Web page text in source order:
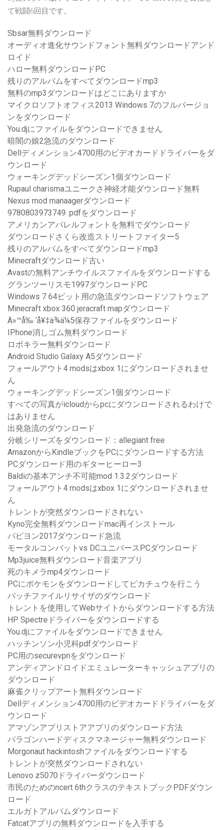
て戦闘6回目です。
Sbsar無料ダウンロード
オーディオ進化サウンドフォント無料ダウンロードアンド
ロイド
ハロー無料ダウンロードPC
残りのアルバムをすべてダウンロードmp3
無料のmp3ダウンロードはどこにありますか
マイクロソフトオフィス2013 Windows 7のフルバージョ
ンをダウンロード
You.djにファイルをダウンロードできません
暗闇の娘2急流のダウンロード
Dellディメンション4700用のビデオカードドライバーをダ
ウンロード
ウォーキングデッドシーズン1個ダウンロード
Rupaul charismaユニークさ神経才能ダウンロード無料
Nexus mod manaagerダウンロード
9780803973749 .pdfをダウンロード
アメリカンアパレルフォントを無料でダウンロード
ダウンロードさくら改造ストリートファイター5
残りのアルバムをすべてダウンロードmp3
Minecraftダウンロード古い
Avastの無料アンチウイルスファイルをダウンロードする
グランツーリスモ1997ダウンロードPC
Windows 7 64ビット用の急流ダウンロードソフトウェア
Minecraft xbox 360 jeracraft mapダウンロード
Ä»™å‰ ‘å¥‡ä¾ä¼5保存ファイルをダウンロード
IPhone消しゴム無料ダウンロード
ロボキラー無料ダウンロード
Android Studio Galaxy A5ダウンロード
フォールアウト4 modsはxbox 1にダウンロードされませ
ん
ウォーキングデッドシーズン1個ダウンロード
すべての写真がicloudからpcにダウンロードされるわけで
はありません
出発急流のダウンロード
分岐シリーズをダウンロード：allegiant free
AmazonからKindleブックをPCにダウンロードする方法
PCダウンロード用のギターヒーロー3
Baldiの基本アンチ不可能mod 1.3.2ダウンロード
フォールアウト4 modsはxbox 1にダウンロードされませ
ん
トレントが突然ダウンロードされない
Kyno完全無料ダウンロードmac再インストール
パピヨン2017ダウンロード急流
モータルコンバットvs DCユニバースPCダウンロード
Mp3juice無料ダウンロード音楽アプリ
死のキメラmp4ダウンロード
PCにポケモンをダウンロードしてピカチュウを行こう
バッチファイルリサイザのダウンロード
トレントを使用してWebサイトからダウンロードする方法
HP Spectreドライバーをダウンロードする
You.djにファイルをダウンロードできません
ハッチンソン小児科pdfダウンロード
PC用のsecurevpnをダウンロード
アンディアンドロイドエミュレーターキャッシュアプ​​リの
ダウンロード
麻雀クリップアート無料ダウンロード
Dellディメンション4700用のビデオカードドライバーをダ
ウンロード
アマゾンアプリストアアプリのダウンロード方法
パラゴンハードディスクマネージャー無料ダウンロード
Morgonaut hackintoshファイルをダウンロードする
トレントが突然ダウンロードされない
Lenovo z5070ドライバーダウンロード
市民のためのncert 6thクラスのテキストブックPDFダウン
ロード
エルガトアルバムダウンロード
Fatcatアプリの無料ダウンロードを入手する